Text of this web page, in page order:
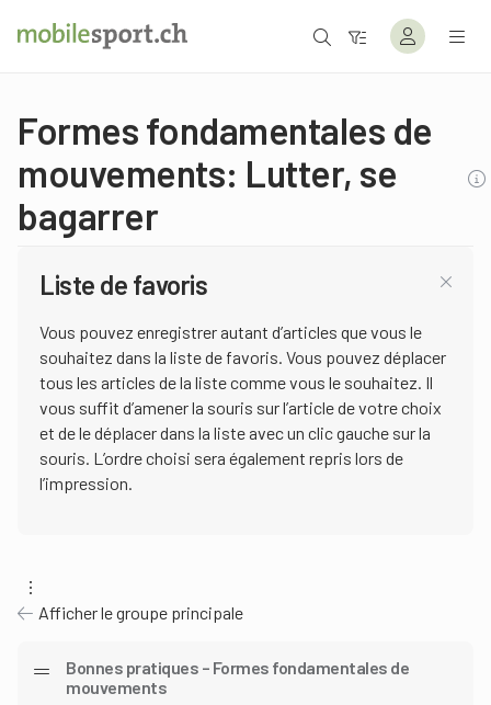
Formes fondamentales de
mouvements: Lutter, se
bagarrer
Liste de favoris
Vous pouvez enregistrer autant d’articles que vous le
souhaitez dans la liste de favoris. Vous pouvez déplacer
tous les articles de la liste comme vous le souhaitez. Il
vous suffit d’amener la souris sur l’article de votre choix
et de le déplacer dans la liste avec un clic gauche sur la
souris. L’ordre choisi sera également repris lors de
l’impression.
Afficher le groupe principale
Bonnes pratiques – Formes fondamentales de
mouvements